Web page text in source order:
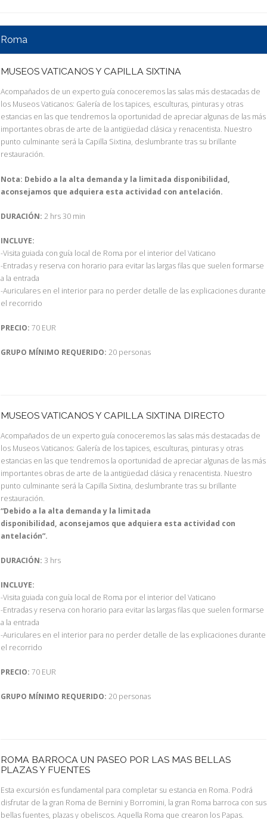
Roma
MUSEOS VATICANOS Y CAPILLA SIXTINA
Acompañados de un experto guía conoceremos las salas más destacadas de
los Museos Vaticanos: Galería de los tapices, esculturas, pinturas y otras
estancias en las que tendremos la oportunidad de apreciar algunas de las más
importantes obras de arte de la antigüedad clásica y renacentista. Nuestro
punto culminante será la Capilla Sixtina, deslumbrante tras su brillante
restauración.
Nota: Debido a la alta demanda y la limitada disponibilidad,
aconsejamos que adquiera esta actividad con antelación.
DURACIÓN: 2 hrs 30 min
INCLUYE:
-Visita guiada con guía local de Roma por el interior del Vaticano
-Entradas y reserva con horario para evitar las largas filas que suelen formarse
a la entrada
-Auriculares en el interior para no perder detalle de las explicaciones durante
el recorrido
PRECIO: 70 EUR
GRUPO MÍNIMO REQUERIDO: 20 personas
MUSEOS VATICANOS Y CAPILLA SIXTINA DIRECTO
Acompañados de un experto guía conoceremos las salas más destacadas de
los Museos Vaticanos: Galería de los tapices, esculturas, pinturas y otras
estancias en las que tendremos la oportunidad de apreciar algunas de las más
importantes obras de arte de la antigüedad clásica y renacentista. Nuestro
punto culminante será la Capilla Sixtina, deslumbrante tras su brillante
restauración.
“Debido a la alta demanda y la limitada
disponibilidad, aconsejamos que adquiera esta actividad con
antelación”.
DURACIÓN: 3 hrs
INCLUYE:
-Visita guiada con guía local de Roma por el interior del Vaticano
-Entradas y reserva con horario para evitar las largas filas que suelen formarse
a la entrada
-Auriculares en el interior para no perder detalle de las explicaciones durante
el recorrido
PRECIO: 70 EUR
GRUPO MÍNIMO REQUERIDO: 20 personas
ROMA BARROCA UN PASEO POR LAS MAS BELLAS
PLAZAS Y FUENTES
Esta excursión es fundamental para completar su estancia en Roma. Podrá
disfrutar de la gran Roma de Bernini y Borromini, la gran Roma barroca con sus
bellas fuentes, plazas y obeliscos. Aquella Roma que crearon los Papas.